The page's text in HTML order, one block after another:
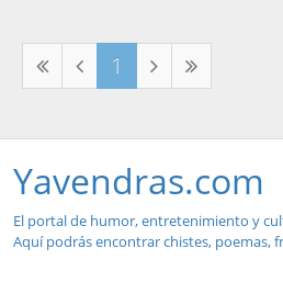
1
Yavendras.com
El portal de humor, entretenimiento y
Aquí podrás encontrar chistes, poemas,